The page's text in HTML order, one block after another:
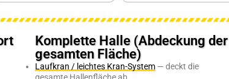
Komplette Halle (Abdeckung der
gesamten Fläche)
Laufkran / leichtes Kran-System — deckt die
gesamte Hallenfläche ab